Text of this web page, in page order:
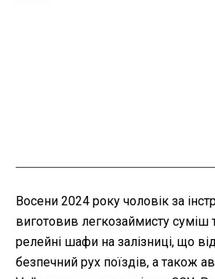
Восени 2024 року чоловік за
виготовив легкозаймисту суміш
релейні шафи на залізниці, що
безпечний рух поїздів, а також